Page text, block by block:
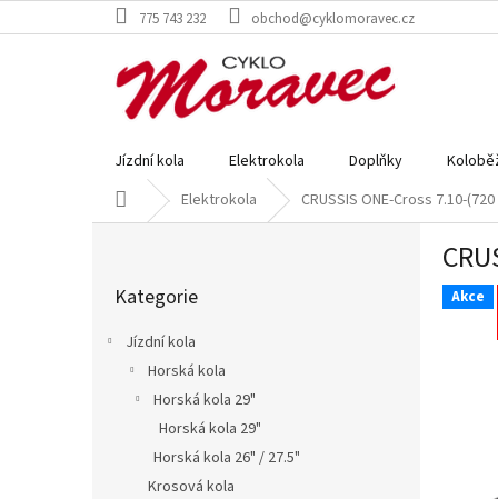
na
775 743 232 obchod@cyklomoravec.cz
Jízdní kola Elektrokola Doplňky
Domů Elektrokola CRUSSIS ONE-Cross 7.10-
kategorie
Kategorie
Jízdní kola
Horská kola
Horská kola 29"
Horská kola 29"
Horská kola 26" / 27.5"
Krosová kola
Akce